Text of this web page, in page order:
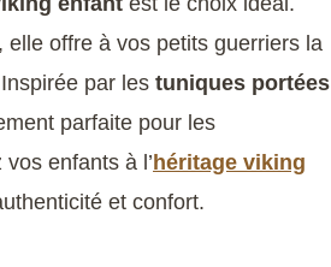
offre à vos petits guerriers la
par les tuniques portées
parfaite pour les
enfants à l’héritage viking
et confort.